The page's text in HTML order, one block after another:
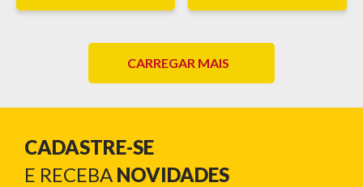
CARREGAR MAIS
CADASTRE-SE
E RECEBA NOVIDADES